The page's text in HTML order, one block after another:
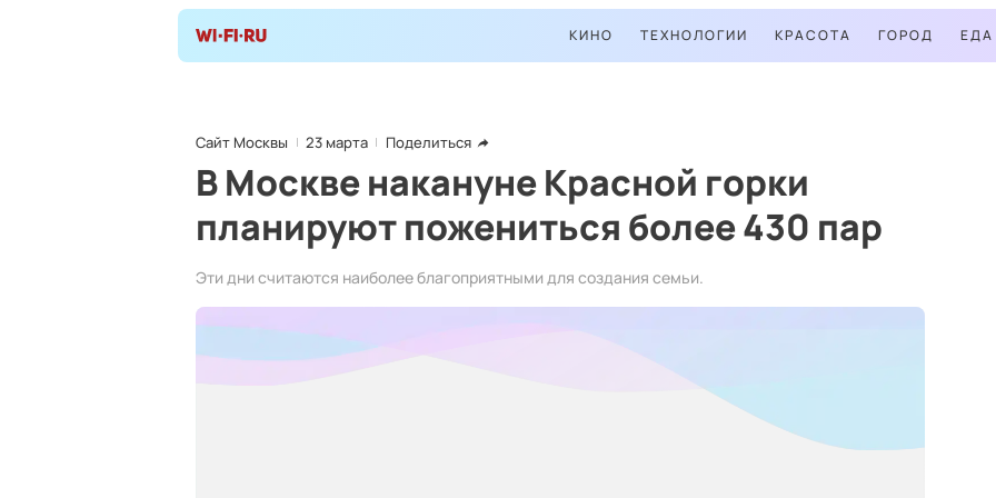
КИНО ТЕХНОЛОГИИ КРАСОТА ГОРОД ЕДА
Сайт Москвы 23 марта Поделиться
В Москве накануне Красной горки
планируют пожениться более 430 пар
Эти дни считаются наиболее благоприятными для создания семьи.